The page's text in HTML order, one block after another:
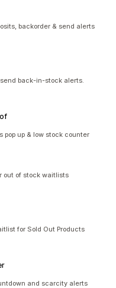
backorder & send alerts
back-in-stock alerts.
pop up & low stock counter
out of stock waitlists
for Sold Out Products
and scarcity alerts